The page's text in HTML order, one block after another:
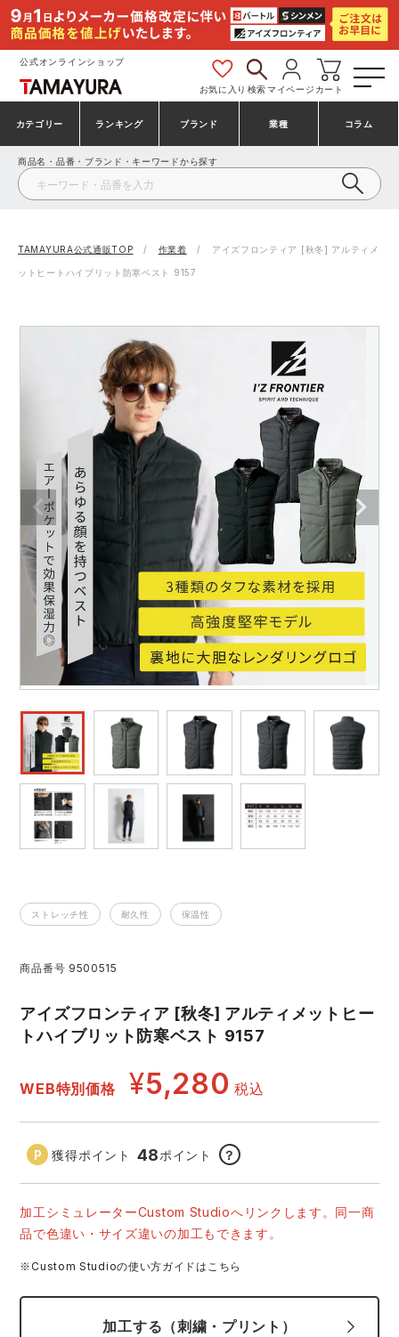
公式オンラインショップ
お気に入り 検索マイページ カート
カテゴリー
安全靴・作業靴
事務服・オフィスウェア
作業用手袋
アウトドア・スポーツ
ワークスーツ
コンプレッションウェア
作業用ポロシャツ
安全保護具
レインウェア・カッパ
ヤッケ
刺繍・プリント加工対象商品
ランキング
安全靴ランキング
安全靴スニーカーランキング
アシックス安全靴ランキング
ミズノ安全靴ランキング
作業着ランキング
アウトドアウェアランキング
つなぎランキング
空調服ランキング
コンプレッションウェアランキング
作業用ポロシャツランキング
作業用手袋ランキング
レインウェアランキング
アイトス ランキング
ジーベック ランキング
作業着
ニット
ファン付きウェア
ブランド
アシックス
プーマ コンバース（CONVERSE）
アイズフロンティア
アイトス株式会社
コーコス ジーベック
クロダルマ 桑和
山田辰 クレヒフク
おたふく手袋 マック
住商モンブラン ボンマックス
GUSH FORCE CUP
GDジャパン カーシーカシマ
シンメン 日進ゴム
エアークラフト 自重堂
サーヴォ セロリー 大阪支店
アタックベース サンエス
中塚被服 イーブンリバー
業種
建設・建築作業服
製造・工場作業服
大工・鳶作業服
電気・設備作業服
配達・営業作業服
自動車整備士作業服
DIY・日曜大工作業服
飲食店ユニフォーム
運送・倉庫作業服
清掃・ビルメンテ作業服
夜間・高視認性安全服
コラム
商品名・品番・ブランド・キーワードから探す
TAMAYURA公式通販TOP 作業着 アイズフロンティア [秋冬] アルティメ
ットヒートハイブリット防寒ベスト 9157
ストレッチ性 耐久性 保温性
商品番号 9500515
アイズフロンティア [秋冬] アルティメットヒー
トハイブリット防寒ベスト 9157
WEB特別価格 ¥5,280 税込
獲得ポイント 48ポイント ？
加工シミュレーターCustom Studioへリンクします。同一商
品で色違い・サイズ違いの加工もできます。
※Custom Studioの使い方ガイドはこちら
加工する（刺繍・プリント）